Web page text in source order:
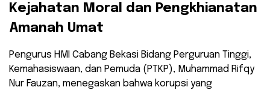
Kejahatan Moral dan Pengkhianatan
Amanah Umat
​Pengurus HMI Cabang Bekasi Bidang Perguruan Tinggi,
Kemahasiswaan, dan Pemuda (PTKP), Muhammad Rifqy
Nur Fauzan, menegaskan bahwa korupsi yang